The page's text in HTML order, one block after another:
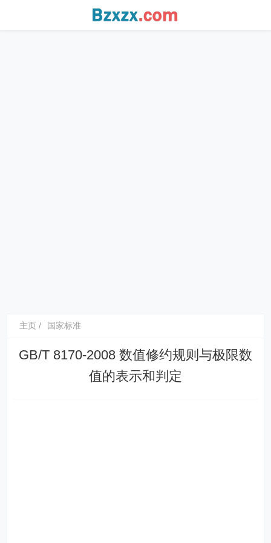
主页 国家标准
GB/T 8170-2008 数值修约规则与极限数
值的表示和判定